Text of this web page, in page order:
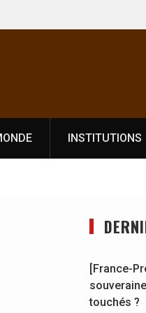
Jahboy se
INSTITUTIONS
[France-
touchés ?